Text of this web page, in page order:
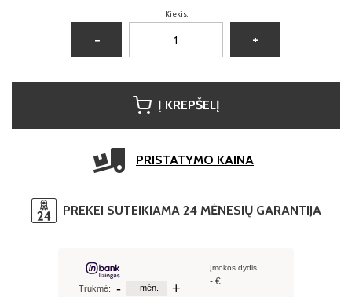
Kiekis:
− +
Į KREPŠELĮ
PRISTATYMO KAINA
PREKEI SUTEIKIAMA 24 MĖNESIŲ GARANTIJA